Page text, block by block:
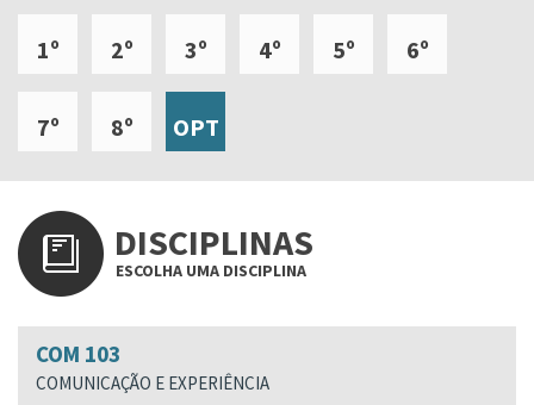
1º 2º 3º 4º 5º 6º
7º 8º OPT
DISCIPLINAS
ESCOLHA UMA DISCIPLINA
COM 103
COMUNICAÇÃO E EXPERIÊNCIA